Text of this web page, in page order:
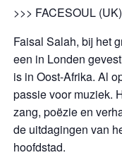
>>> FACESOUL (UK)
Faisal Salah, bij het
een in Londen
is in Oost-Afrika. Al
passie voor muziek.
zang, poëzie en
de uitdagingen van
hoofdstad.